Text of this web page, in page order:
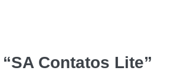
Contatos Lite”